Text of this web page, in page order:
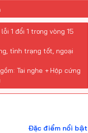
1 đổi 1 trong vòng 15
tình trạng tốt, ngoại
Tai nghe + Hộp cứng
Đặc điểm nổi bật